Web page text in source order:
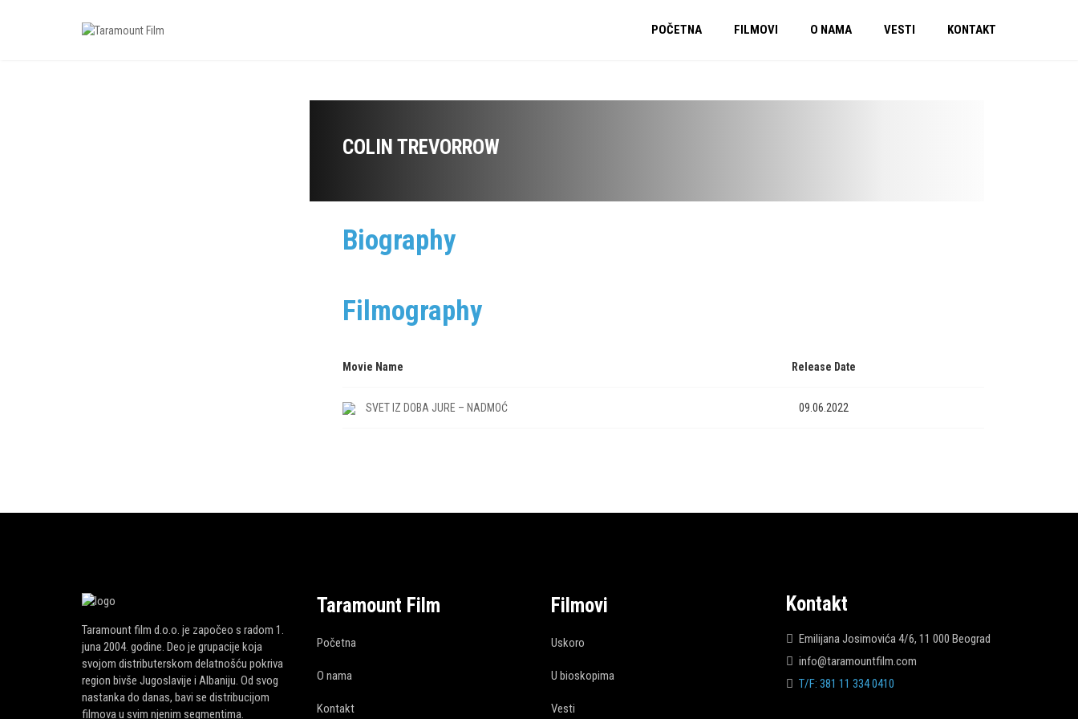
POČETNA FILMOVI O NAMA VESTI KONTAKT
COLIN TREVORROW
Biography
Filmography
Movie Name Release Date
SVET IZ DOBA JURE – NADMOĆ 09.06.2022
Taramount film d.o.o. je započeo s radom 1.
juna 2004. godine. Deo je grupacije koja
svojom distributerskom delatnošću pokriva
region bivše Jugoslavije i Albaniju. Od svog
nastanka do danas, bavi se distribucijom
filmova u svim njenim segmentima.
Taramount Film
Početna
O nama
Kontakt
Filmovi
Uskoro
U bioskopima
Vesti
Kontakt
Emilijana Josimovića 4/6, 11 000 Beograd
info@taramountfilm.com
T/F: 381 11 334 0410